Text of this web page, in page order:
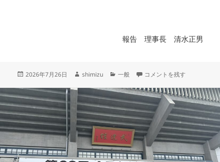
報告 理事長 清水正男
投
日:
2026年7月26日
作
shimizu
カ
ゴ
リ
ー
一般 第16回大阪府合気道連盟講
コメントを残す